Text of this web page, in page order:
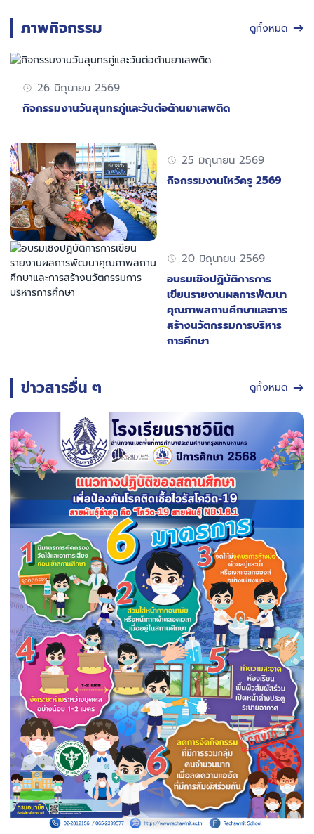
โครงการรักษ์ภาษาไทย เนื่อง
ชาติ ปี 2569 (ระดับประเทศ)
ภาพกิจกรรม ดูทั้งหมด
26 มิถุนายน 2569
กิจกรรมงานวันสุนทรภู่และวันต่อต้านยาเสพติด
25 มิถุนายน 2569
กิจกรรมงานไหว้ครู 2569
20 มิถุนายน 2569
อบรมเชิงปฏิบัติการการ
เขียนรายงานผลการพัฒนา
คุณภาพสถานศึกษาและการ
สร้างนวัตกรรมการบริหาร
การศึกษา
ข่าวสารอื่น ๆ ดูทั้งหมด